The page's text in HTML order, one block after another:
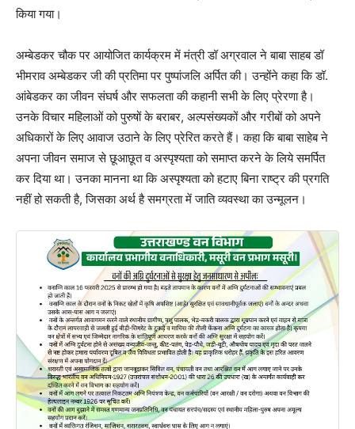
किया गया।
अम्बेडकर चौक पर आयोजित कार्यक्रम में मंत्री डॉ अग्रवाल ने बाबा साहब डॉ
भीमराव अम्बेडकर जी की प्रतिमा पर पुष्पांजलि अर्पित की। उन्होंने कहा कि डॉ.
आंबेडकर का जीवन संघर्ष और सफलता की कहानी सभी के लिए प्रेरणा है।
उनके विचार महिलाओं को पुरुषों के बराबर, अल्पसंख्यकों और गरीबों को अपने
अधिकारों के लिए आवाज उठाने के लिए प्रेरित करते हैं। कहा कि बाबा साहेब ने
अपना जीवन समाज से छूआछूत व अस्पृश्यता को समाप्त करने के लिये समर्पित
कर दिया था। उनका मानना था कि अस्पृश्यता को हटाए बिना राष्ट्र की प्रगति
नहीं हो सकती है, जिसका अर्थ है समग्रता में जाति व्यवस्था का उन्मूलन।